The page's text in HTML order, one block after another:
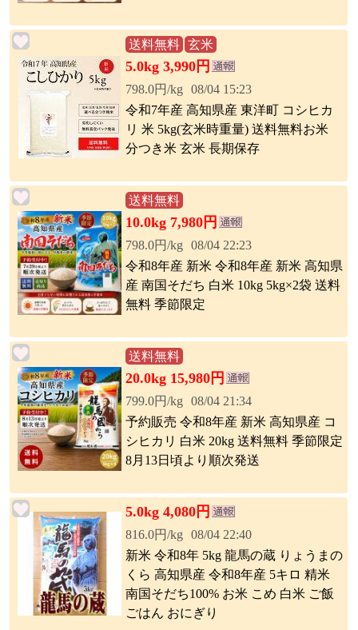
送料無料 玄米
5.0kg 3,990円
798.0円/kg 08/04 15:23
令和7年産 高知県産 東洋町 コシヒカ
リ 米 5kg(玄米時重量) 送料無料お米
分つき米 玄米 長期保存
送料無料
10.0kg 7,980円
798.0円/kg 08/04 22:23
令和8年産 新米 令和8年産 新米 高知県
産 南国そだち 白米 10kg 5kg×2袋 送料
無料 季節限定
送料無料
20.0kg 15,980円
799.0円/kg 08/04 21:34
予約販売 令和8年産 新米 高知県産 コ
シヒカリ 白米 20kg 送料無料 季節限定
8月13日頃より順次発送
5.0kg 4,080円
816.0円/kg 08/04 22:40
新米 令和8年 5kg 龍馬の蔵 りょうまの
くら 高知県産 令和8年産 5キロ 精米
南国そだち100% お米 こめ 白米 ご飯
ごはん おにぎり